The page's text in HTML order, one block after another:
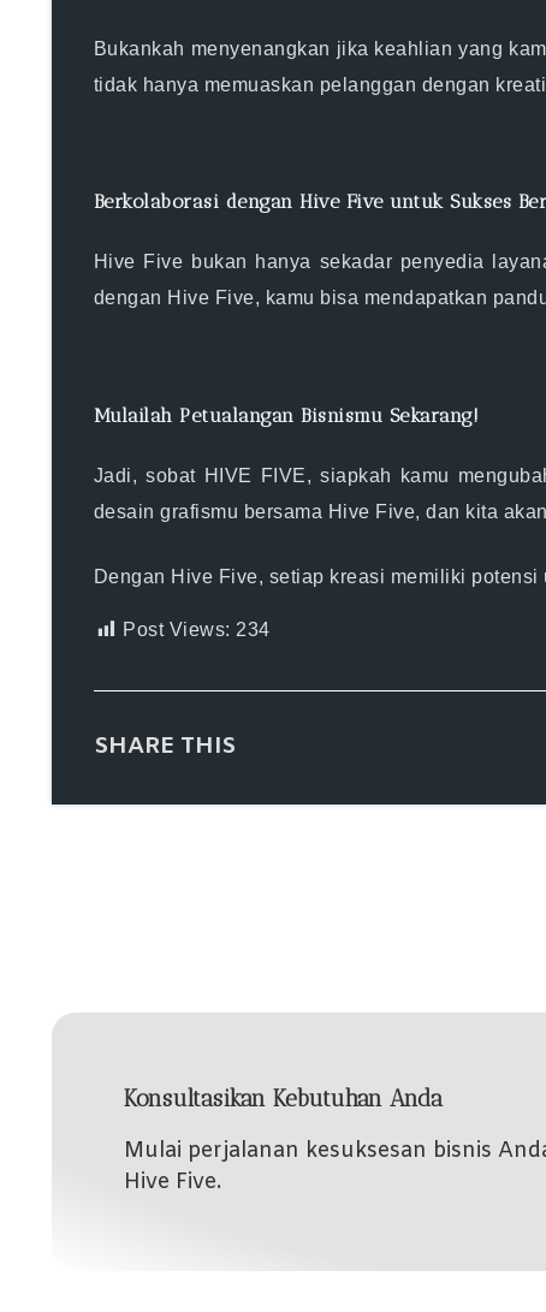
Bukankah menyenangkan jika keahlian yang
tidak hanya memuaskan pelanggan dengan
Berkolaborasi dengan Hive Five untuk Sukses
Hive Five bukan hanya sekadar penyedia
dengan Hive Five, kamu bisa mendapatkan
Mulailah Petualangan Bisnismu Sekarang!
Jadi, sobat HIVE FIVE, siapkah kamu
desain grafismu bersama Hive Five, dan kita
Dengan Hive Five, setiap kreasi memiliki
Post Views: 234
SHARE THIS
Konsultasikan Kebutuhan Anda
Mulai perjalanan kesuksesan bisnis
Hive Five.